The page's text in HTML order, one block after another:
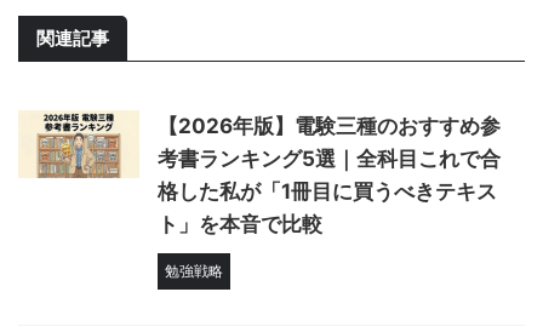
関連記事
【2026年版】電験三種のおすすめ参
考書ランキング5選｜全科目これで合
格した私が「1冊目に買うべきテキス
ト」を本音で比較
勉強戦略